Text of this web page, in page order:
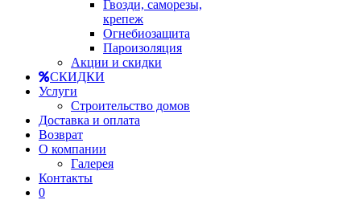
Гвозди, саморезы,
крепеж
Огнебиозащита
Пароизоляция
Акции и скидки
СКИДКИ
Услуги
Строительство домов
Доставка и оплата
Возврат
О компании
Галерея
Контакты
0